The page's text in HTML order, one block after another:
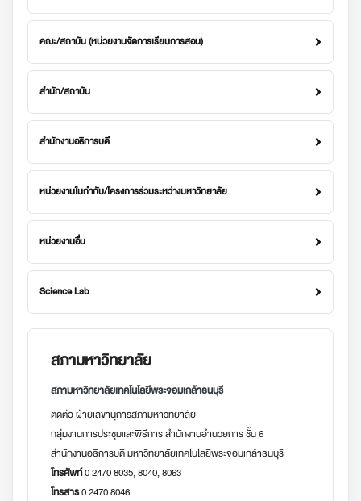
คณะ/สถาบัน (หน่วยงานจัดการเรียนการสอน)
สำนัก/สถาบัน
สำนักงานอธิการบดี
หน่วยงานในกำกับ/โครงการร่วมระหว่างมหาวิทยาลัย
หน่วยงานอื่น
Science Lab
สภามหาวิทยาลัย
สภามหาวิทยาลัยเทคโนโลยีพระจอมเกล้าธนบุรี
ติดต่อ ฝ่ายเลขานุการสภามหาวิทยาลัย
กลุ่มงานการประชุมและพิธีการ สำนักงานอำนวยการ ชั้น 6
สำนักงานอธิการบดี มหาวิทยาลัยเทคโนโลยีพระจอมเกล้าธนบุรี
โทรศัพท์0 2470 8035, 8040, 8063
โทรสาร0 2470 8046